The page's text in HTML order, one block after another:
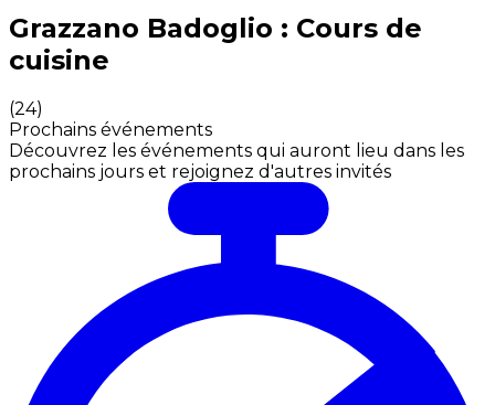
Expériences culinaires inoubliables : Expériences
Grazzano Badoglio : Cours de
cuisine
(24)
Prochains événements
Découvrez les événements qui auront lieu dans les
prochains jours et rejoignez d'autres invités